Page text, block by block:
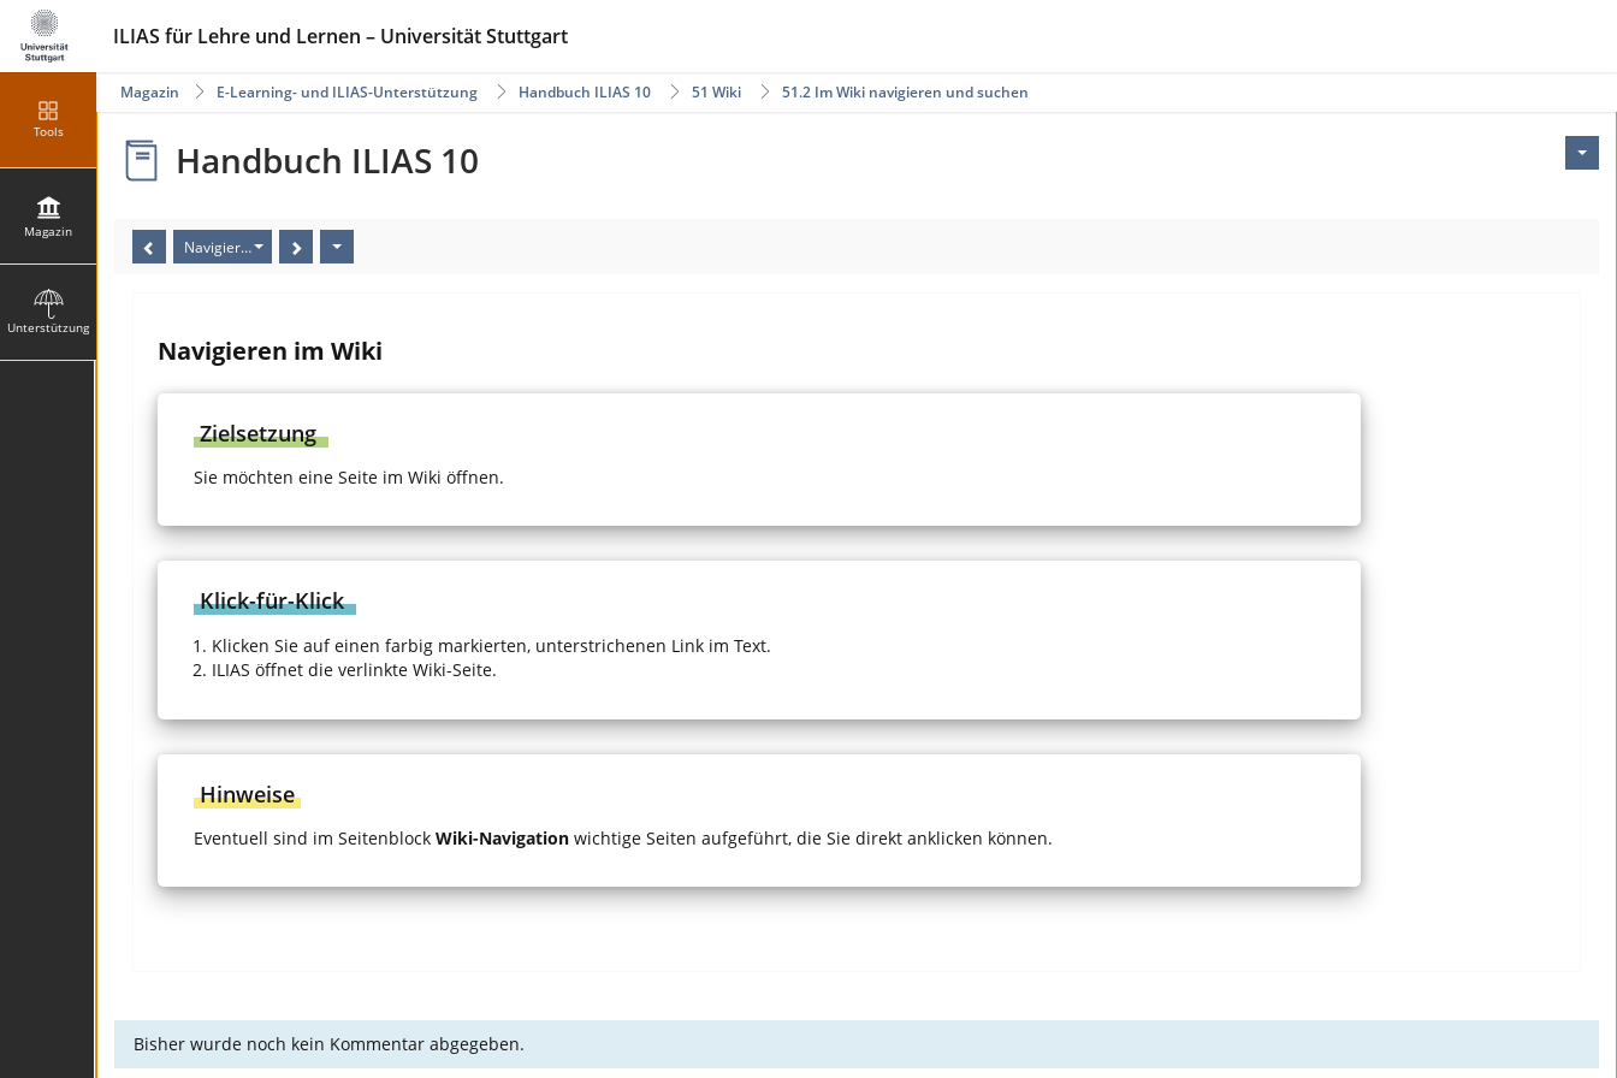
ILIAS für Lehre und Lernen – Universität Stuttgart
Tools
Magazin
Unterstützung
51.2 Im Wiki navigieren und suchen
51 Wiki
Handbuch ILIAS 10
E-Learning- und ILIAS-Unterstützung
Magazin
Handbuch ILIAS 10
Navigieren im Wiki
Navigieren im Wiki
Zielsetzung
Sie möchten eine Seite im Wiki öffnen.
Klick-für-Klick
Klicken Sie auf einen farbig markierten, unterstrichenen Link im Text.
ILIAS öffnet die verlinkte Wiki-Seite.
Hinweise
Eventuell sind im Seitenblock Wiki-Navigation wichtige Seiten aufgeführt, die Sie direkt anklicken können.
Bisher wurde noch kein Kommentar abgegeben.